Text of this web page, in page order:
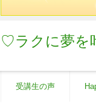
♡ラクに夢を
受講生の声